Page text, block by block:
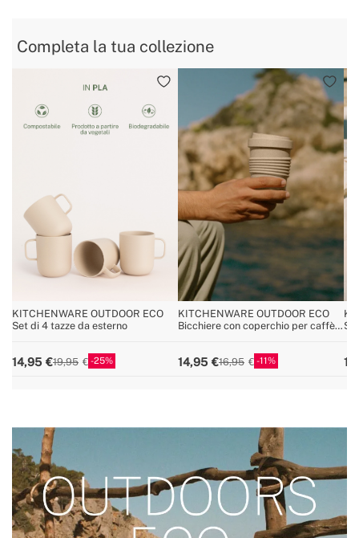
Completa la tua collezione
KITCHENWARE OUTDOOR ECO
Set di 4 tazze da esterno
14,95 19,95 25
KITCHENWARE OUTDOOR ECO
Bicchiere con coperchio per caffè
14,95 16,95 11